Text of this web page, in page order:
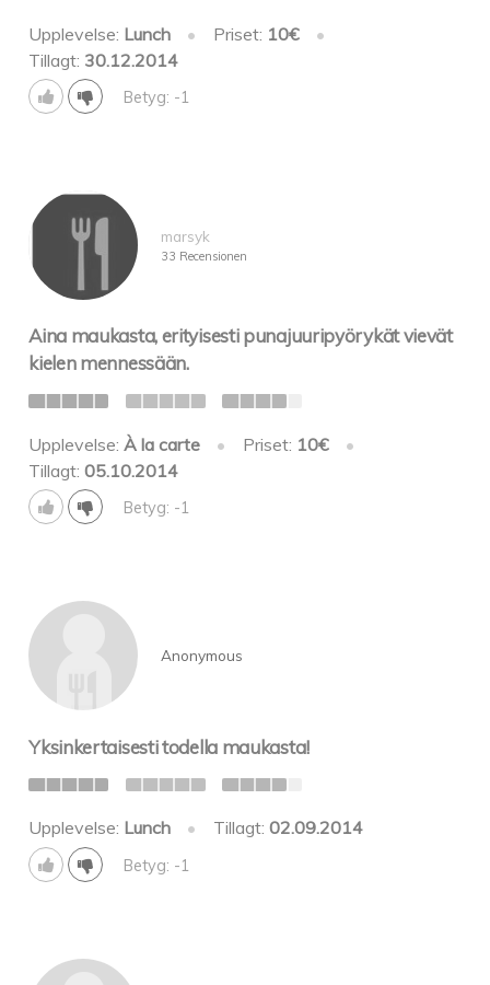
Upplevelse: Lunch • Priset: 10€
•
Tillagt: 30.12.2014
Betyg: -1
marsyk
33 Recensionen
Aina maukasta, erityisesti punajuuripyörykät vievät
kielen mennessään.
Upplevelse:À la carte • Priset: 10€
•
Tillagt:05.10.2014
Betyg: -1
Anonymous
Yksinkertaisesti todella maukasta!
Upplevelse: Lunch • Tillagt: 02.09.2014
Betyg: -1